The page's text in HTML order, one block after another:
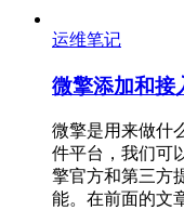
运维笔记
微擎添加和接
微擎是用来做什
件平台，我们可
擎官方和第三方
能。在前面的文